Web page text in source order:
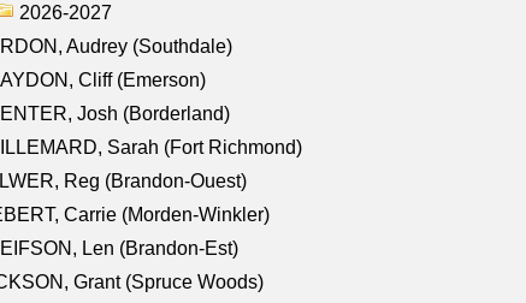
2026-2027
Audrey (Southdale)
Cliff (Emerson)
Josh (Borderland)
Sarah (Fort Richmond)
Reg (Brandon-Ouest)
Carrie (Morden-Winkler)
Len (Brandon-Est)
Grant (Spruce Woods)